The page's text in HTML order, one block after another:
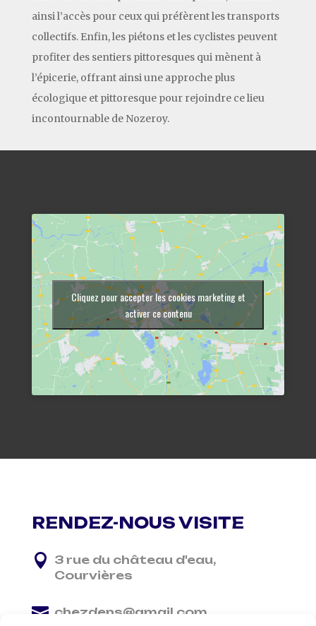
ainsi l’accès pour ceux qui préfèrent les transports
collectifs. Enfin, les piétons et les cyclistes peuvent
profiter des sentiers pittoresques qui mènent à
l’épicerie, offrant ainsi une approche plus
écologique et pittoresque pour rejoindre ce lieu
incontournable de Nozeroy.
Cliquez pour accepter les cookies marketing et
activer ce contenu
RENDEZ-NOUS VISITE
 3 rue du château d'eau,
Courvières
 chezdens@gmail.com